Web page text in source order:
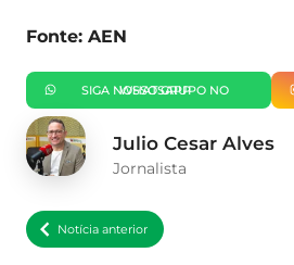
Fonte: AEN
SIGA NOSSO GRUPO NO WHATSAPP
Julio Cesar Alves
Jornalista
Notícia anterior